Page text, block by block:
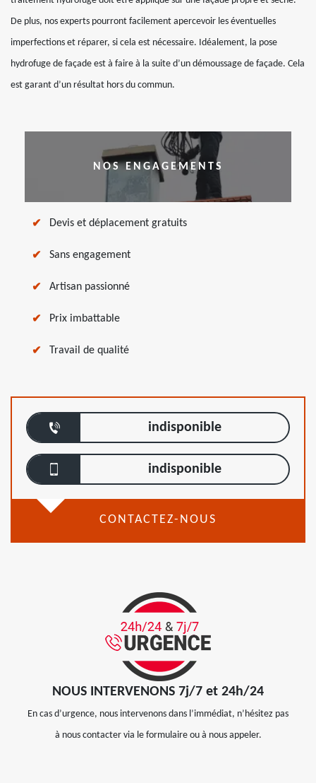
De plus, nos experts pourront facilement apercevoir les éventuelles
imperfections et réparer, si cela est nécessaire. Idéalement, la pose
hydrofuge de façade est à faire à la suite d’un démoussage de façade. Cela
est garant d’un résultat hors du commun.
NOS ENGAGEMENTS
Devis et déplacement gratuits
Sans engagement
Artisan passionné
Prix imbattable
Travail de qualité
indisponible
indisponible
CONTACTEZ-NOUS
NOUS INTERVENONS 7j/7 et 24h/24
En cas d’urgence, nous intervenons dans l’immédiat, n’hésitez pas
à nous contacter via le formulaire ou à nous appeler.